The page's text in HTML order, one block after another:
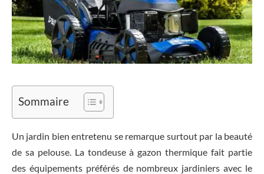
Sommaire
Un jardin bien entretenu se remarque surtout par la beauté
de sa pelouse. La tondeuse à gazon thermique fait partie
des équipements préférés de nombreux jardiniers avec le